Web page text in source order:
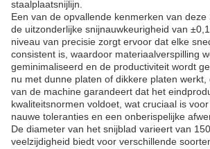
staalplaatsnijlijn.
Een van de opvallende kenmerken van deze
de uitzonderlijke snijnauwkeurigheid van
niveau van precisie zorgt ervoor dat elke
consistent is, waardoor materiaalverspilling
geminimaliseerd en de productiviteit wordt
nu met dunne platen of dikkere platen werkt,
van de machine garandeert dat het
kwaliteitsnormen voldoet, wat cruciaal is
nauwe toleranties en een onberispelijke
De diameter van het snijblad varieert van
veelzijdigheid biedt voor verschillende